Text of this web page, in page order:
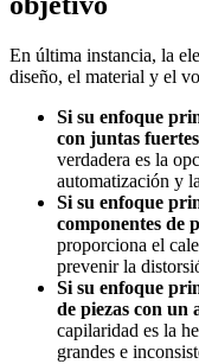
En última instancia, la
diseño, el material y el
Si su enfoque
con juntas
verdadera es la
automatización y
Si su enfoque
componentes de
proporciona el
prevenir la
Si su enfoque
de piezas con un
capilaridad es la
grandes e